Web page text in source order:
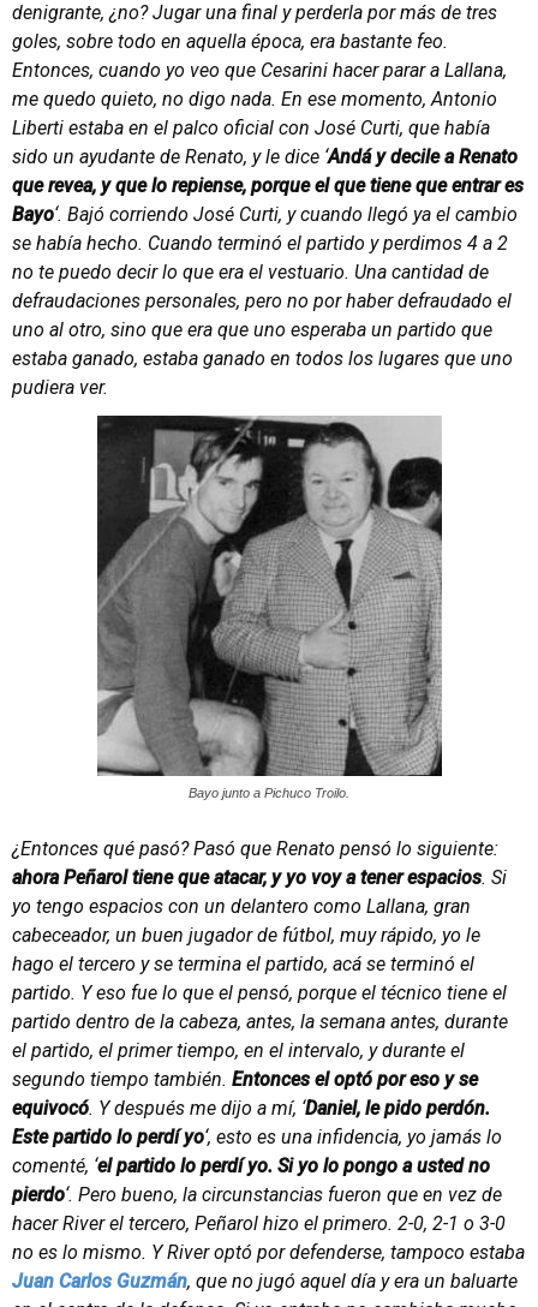
denigrante, ¿no? Jugar una final y perderla por más de tres
goles, sobre todo en aquella época, era bastante feo.
Entonces, cuando yo veo que Cesarini hacer parar a Lallana,
me quedo quieto, no digo nada. En ese momento, Antonio
Liberti estaba en el palco oficial con José Curti, que había
sido un ayudante de Renato, y le dice ‘Andá y decile a Renato
que revea, y que lo repiense, porque el que tiene que entrar es
Bayo‘. Bajó corriendo José Curti, y cuando llegó ya el cambio
se había hecho. Cuando terminó el partido y perdimos 4 a 2
no te puedo decir lo que era el vestuario. Una cantidad de
defraudaciones personales, pero no por haber defraudado el
uno al otro, sino que era que uno esperaba un partido que
estaba ganado, estaba ganado en todos los lugares que uno
pudiera ver.
Bayo junto a Pichuco Troilo.
¿Entonces qué pasó? Pasó que Renato pensó lo siguiente:
ahora Peñarol tiene que atacar, y yo voy a tener espacios. Si
yo tengo espacios con un delantero como Lallana, gran
cabeceador, un buen jugador de fútbol, muy rápido, yo le
hago el tercero y se termina el partido, acá se terminó el
partido. Y eso fue lo que el pensó, porque el técnico tiene el
partido dentro de la cabeza, antes, la semana antes, durante
el partido, el primer tiempo, en el intervalo, y durante el
segundo tiempo también. Entonces el optó por eso y se
equivocó. Y después me dijo a mí, ‘Daniel, le pido perdón.
Este partido lo perdí yo‘, esto es una infidencia, yo jamás lo
comenté, ‘el partido lo perdí yo. Si yo lo pongo a usted no
pierdo‘. Pero bueno, la circunstancias fueron que en vez de
hacer River el tercero, Peñarol hizo el primero. 2-0, 2-1 o 3-0
no es lo mismo. Y River optó por defenderse, tampoco estaba
Juan Carlos Guzmán, que no jugó aquel día y era un baluarte